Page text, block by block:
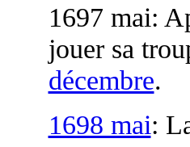
1697 mai:
jouer sa
décembre.
1698 mai: